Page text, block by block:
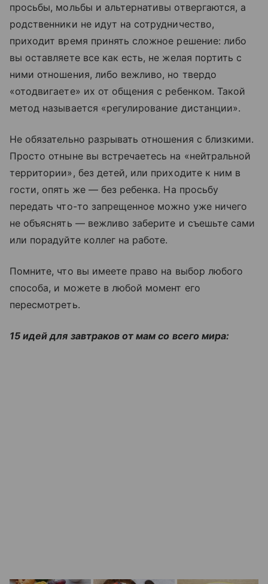
просьбы, мольбы и альтернативы отвергаются, а
родственники не идут на сотрудничество,
приходит время принять сложное решение: либо
вы оставляете все как есть, не желая портить с
ними отношения, либо вежливо, но твердо
«отодвигаете» их от общения с ребенком. Такой
метод называется «регулирование дистанции».
Не обязательно разрывать отношения с близкими.
Просто отныне вы встречаетесь на «нейтральной
территории», без детей, или приходите к ним в
гости, опять же — без ребенка. На просьбу
передать что-то запрещенное можно уже ничего
не объяснять — вежливо заберите и съешьте сами
или порадуйте коллег на работе.
Помните, что вы имеете право на выбор любого
способа, и можете в любой момент его
пересмотреть.
15 идей для завтраков от мам со всего мира: